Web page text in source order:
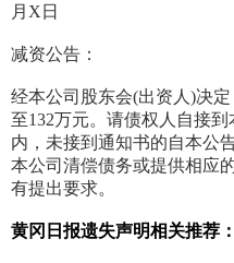
月X日
减资公告：
经本公司股东会(出资人)决
至132万元。请债权人自接
内，未接到通知书的自本公
本公司清偿债务或提供相应
有提出要求。
黄冈日报遗失声明相关推荐：